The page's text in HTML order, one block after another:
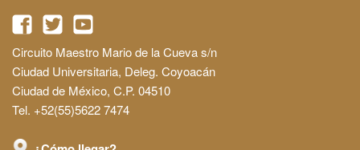
Circuito Maestro Mario de la Cueva s/n
Ciudad Universitaria, Deleg. Coyoacán
Ciudad de México, C.P. 04510
Tel. +52(55)5622 7474